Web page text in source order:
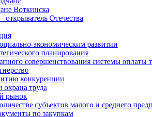
Воткинска
Отечества
экономическим развитии
планирования
совершенствования системы
конкуренции
охрана труда
рынок
субъектов малого и среднего
по закупкам